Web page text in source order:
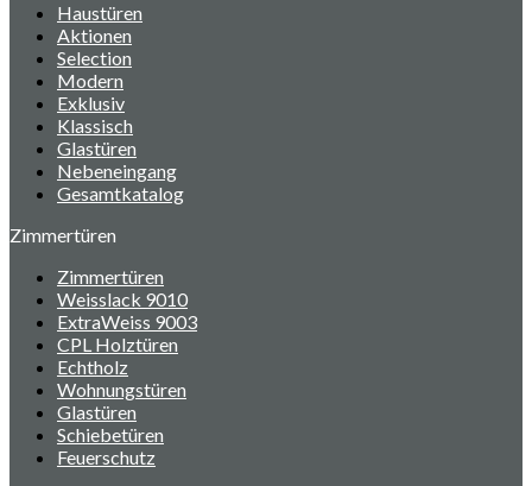
Haustüren
Aktionen
Selection
Modern
Exklusiv
Klassisch
Glastüren
Nebeneingang
Gesamtkatalog
Zimmertüren
Zimmertüren
Weisslack 9010
ExtraWeiss 9003
CPL Holztüren
Echtholz
Wohnungstüren
Glastüren
Schiebetüren
Feuerschutz